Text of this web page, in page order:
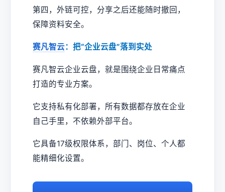
第四，外链可控，分享之后还能随时撤回，
保障资料安全。
赛凡智云：把“企业云盘”落到实处
赛凡智云企业云盘，就是围绕企业日常痛点
打造的专业方案。
它支持私有化部署，所有数据都存放在企业
自己手里，不依赖外部平台。
它具备17级权限体系，部门、岗位、个人都
能精细化设置。